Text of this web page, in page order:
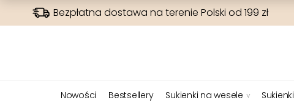
Bezpłatna dostawa na terenie Polski od 199 zł
Nowości Bestsellery Sukienki na wesele Sukienki